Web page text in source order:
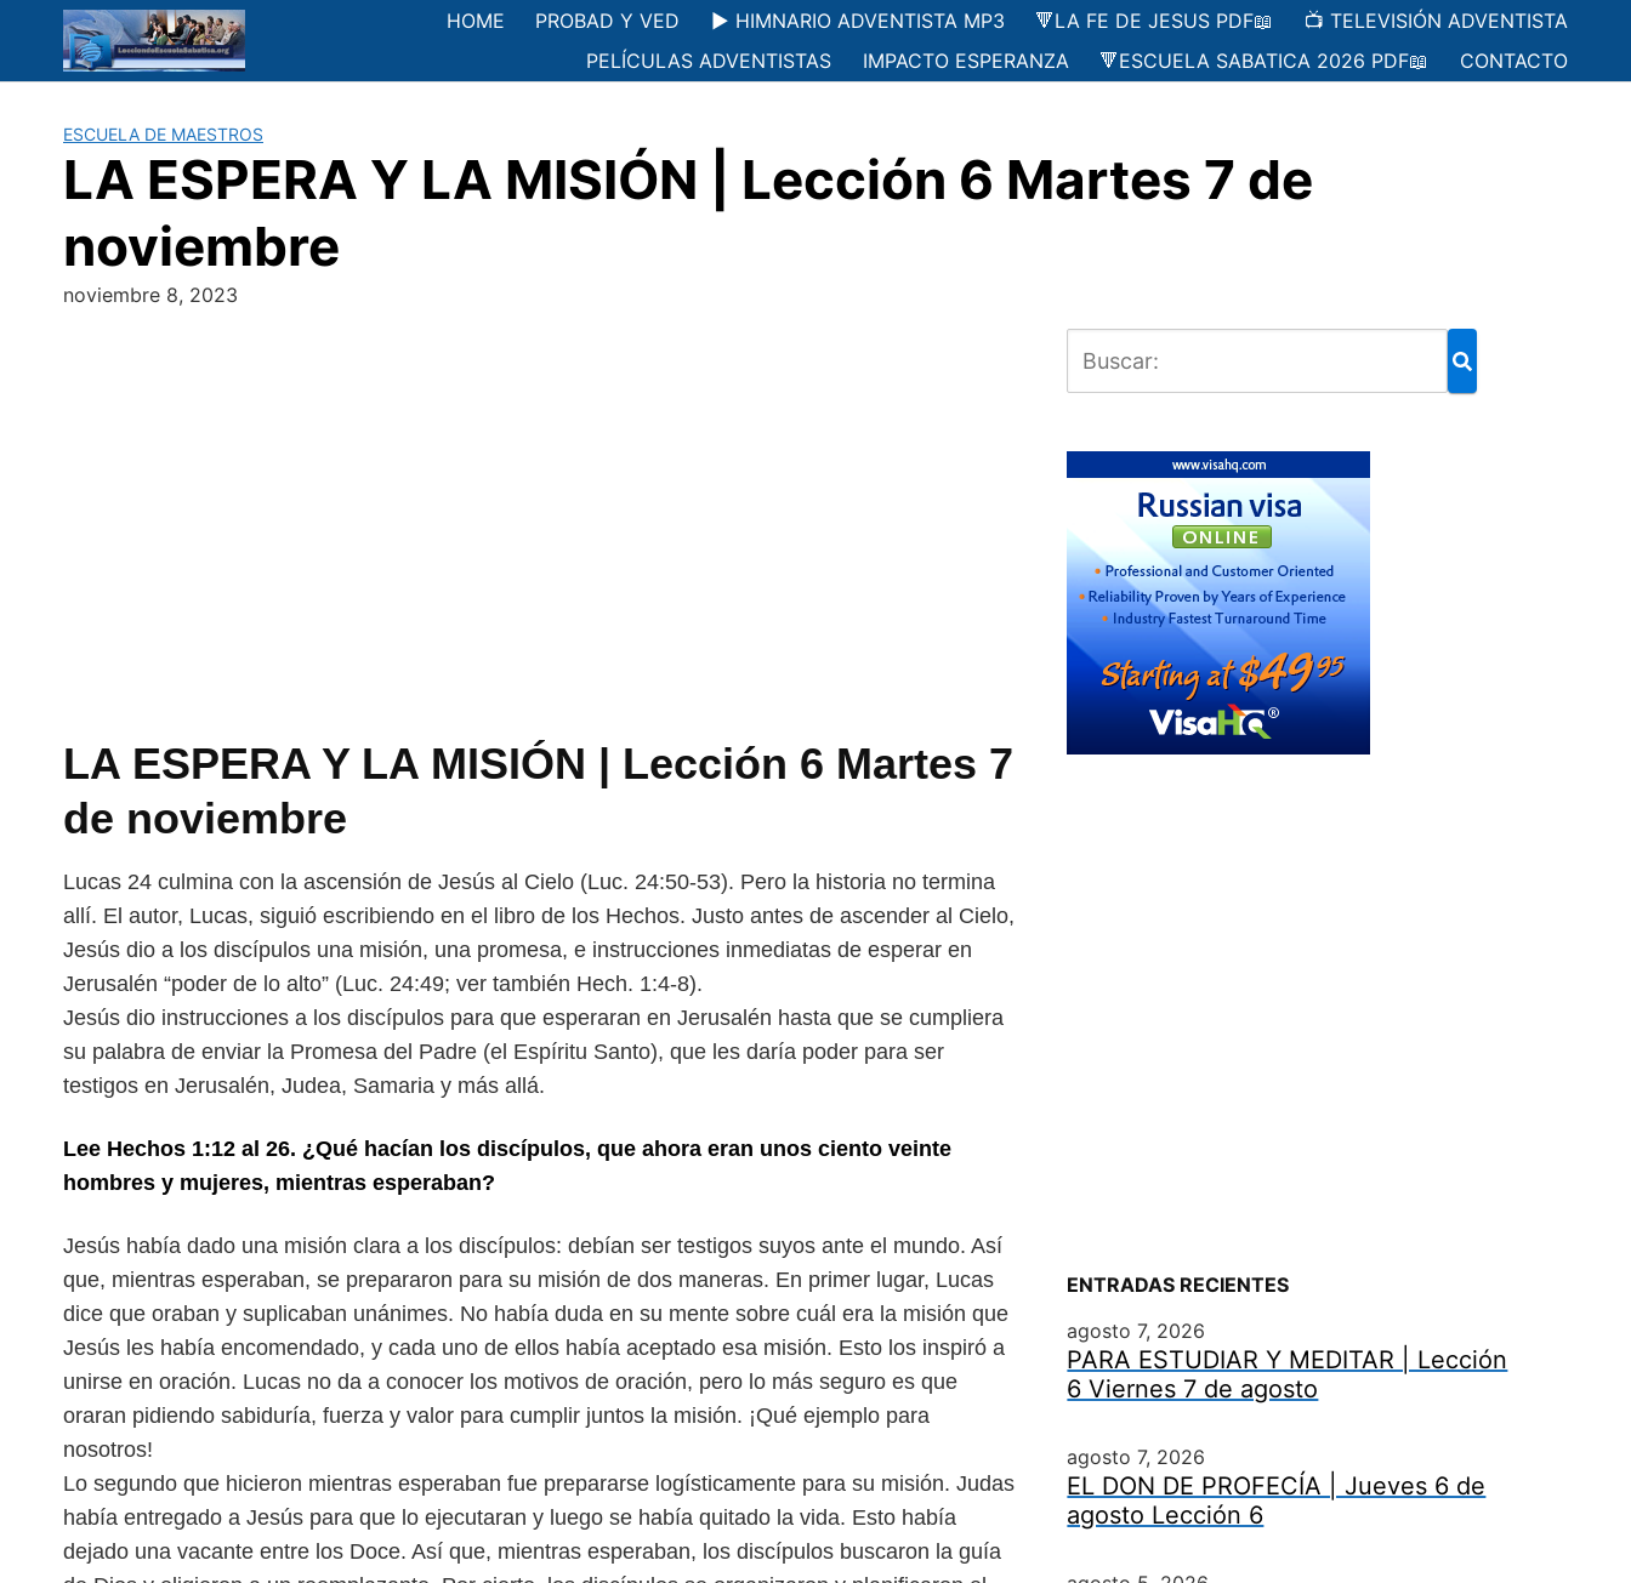
contenido
HOME PROBAD Y VED ▶️ HIMNARIO ADVENTISTA MP3 🔻LA FE DE JESUS PDF📖
📺 TELEVISIÓN ADVENTISTA
PELÍCULAS ADVENTISTAS
IMPACTO ESPERANZA 🔻ESCUELA SABATICA 2026 PDF📖 CONTACTO
ESCUELA DE MAESTROS
LA ESPERA Y LA MISIÓN | Lección 6 Martes 7 de
noviembre
noviembre 8, 2023
LA ESPERA Y LA MISIÓN | Lección 6 Martes 7
de noviembre
Lucas 24 culmina con la ascensión de Jesús al Cielo (Luc. 24:50-53). Pero la historia no termina
allí. El autor, Lucas, siguió escribiendo en el libro de los Hechos. Justo antes de ascender al Cielo,
Jesús dio a los discípulos una misión, una promesa, e instrucciones inmediatas de esperar en
Jerusalén “poder de lo alto” (Luc. 24:49; ver también Hech. 1:4-8).
Jesús dio instrucciones a los discípulos para que esperaran en Jerusalén hasta que se cumpliera
su palabra de enviar la Promesa del Padre (el Espíritu Santo), que les daría poder para ser
testigos en Jerusalén, Judea, Samaria y más allá.
Lee Hechos 1:12 al 26. ¿Qué hacían los discípulos, que ahora eran unos ciento veinte
hombres y mujeres, mientras esperaban?
Jesús había dado una misión clara a los discípulos: debían ser testigos suyos ante el mundo. Así
que, mientras esperaban, se prepararon para su misión de dos maneras. En primer lugar, Lucas
dice que oraban y suplicaban unánimes. No había duda en su mente sobre cuál era la misión que
Jesús les había encomendado, y cada uno de ellos había aceptado esa misión. Esto los inspiró a
unirse en oración. Lucas no da a conocer los motivos de oración, pero lo más seguro es que
oraran pidiendo sabiduría, fuerza y valor para cumplir juntos la misión. ¡Qué ejemplo para
nosotros!
Lo segundo que hicieron mientras esperaban fue prepararse logísticamente para su misión. Judas
había entregado a Jesús para que lo ejecutaran y luego se había quitado la vida. Esto había
dejado una vacante entre los Doce. Así que, mientras esperaban, los discípulos buscaron la guía
ENTRADAS RECIENTES
agosto 7, 2026
PARA ESTUDIAR Y MEDITAR | Lección
6 Viernes 7 de agosto
agosto 7, 2026
EL DON DE PROFECÍA | Jueves 6 de
agosto Lección 6